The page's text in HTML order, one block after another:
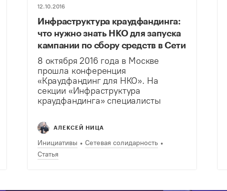
12.10.2016
Инфраструктура краудфандинга:
что нужно знать НКО для запуска
кампании по сбору средств в Сети
8 октября 2016 года в Москве
прошла конференция
«Краудфандинг для НКО». На
секции «Инфраструктура
краудфандинга» специалисты
проведения кампаний по сбору
средств в Сети. В общей дискуссии
спикеры рассказали о подготовке,
запуске и ведении
краудфандинговой кампании.
АЛЕКСЕЙ НИЦА
Инициативы
Сетевая солидарность
Статья